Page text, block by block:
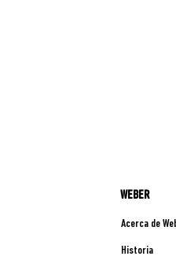
WEBER
Acerca de
Historia